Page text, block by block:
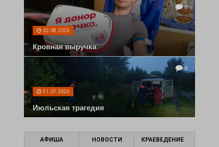
0
02.08.2026
Кровная выручка
0
31.07.2026
Июльская трагедия
АФИША НОВОСТИ КРАЕВЕДЕНИЕ